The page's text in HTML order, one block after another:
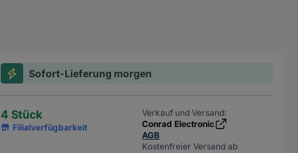
Sofort-Lieferung morgen
4 Stück
Filialverfügbarkeit
Verkauf und Versand:
Conrad Electronic
AGB
Kostenfreier Versand ab